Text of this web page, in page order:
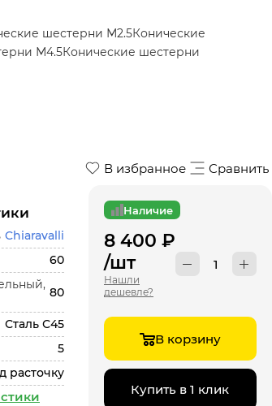
шестерни М2.5Конические
М4.5Конические шестерни
В избранное Сравнить
Chiaravalli
60
80
Сталь С45
5
расточку
Наличие
8 400 ₽
/шт
Нашли
дешевле?
В корзину
Купить в 1 клик